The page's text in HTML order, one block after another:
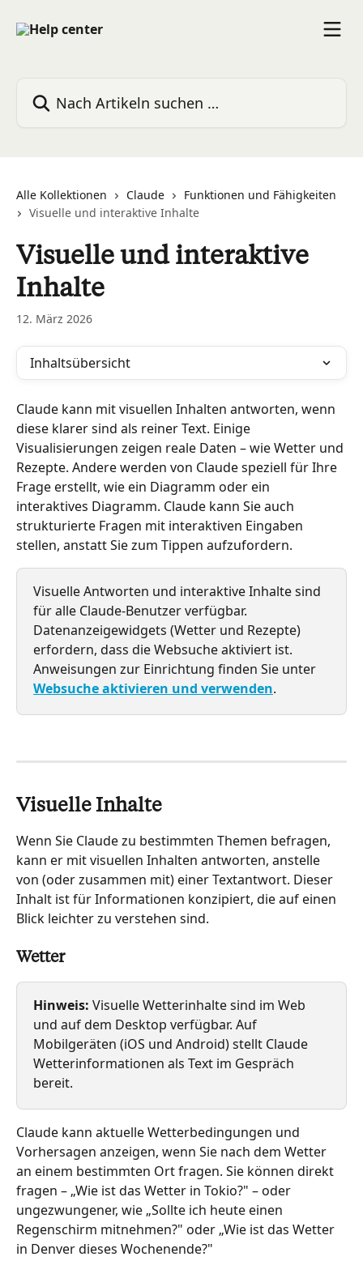
Alle Kollektionen Claude
Funktionen und Fähigkeiten
Visuelle und interaktive Inhalte
Visuelle und interaktive
Inhalte
12. März 2026
Inhaltsübersicht
Claude kann mit visuellen Inhalten antworten, wenn
diese klarer sind als reiner Text. Einige
Visualisierungen zeigen reale Daten – wie Wetter und
Rezepte. Andere werden von Claude speziell für Ihre
Frage erstellt, wie ein Diagramm oder ein
interaktives Diagramm. Claude kann Sie auch
strukturierte Fragen mit interaktiven Eingaben
stellen, anstatt Sie zum Tippen aufzufordern.
Visuelle Antworten und interaktive Inhalte sind
für alle Claude-Benutzer verfügbar.
Datenanzeigewidgets (Wetter und Rezepte)
erfordern, dass die Websuche aktiviert ist.
Anweisungen zur Einrichtung finden Sie unter
Websuche aktivieren und verwenden.
Visuelle Inhalte
Wenn Sie Claude zu bestimmten Themen befragen,
kann er mit visuellen Inhalten antworten, anstelle
von (oder zusammen mit) einer Textantwort. Dieser
Inhalt ist für Informationen konzipiert, die auf einen
Blick leichter zu verstehen sind.
Wetter
Hinweis: Visuelle Wetterinhalte sind im Web
und auf dem Desktop verfügbar. Auf
Mobilgeräten (iOS und Android) stellt Claude
Wetterinformationen als Text im Gespräch
bereit.
Claude kann aktuelle Wetterbedingungen und
Vorhersagen anzeigen, wenn Sie nach dem Wetter
an einem bestimmten Ort fragen. Sie können direkt
fragen – „Wie ist das Wetter in Tokio?" – oder
ungezwungener, wie „Sollte ich heute einen
Regenschirm mitnehmen?" oder „Wie ist das Wetter
in Denver dieses Wochenende?"